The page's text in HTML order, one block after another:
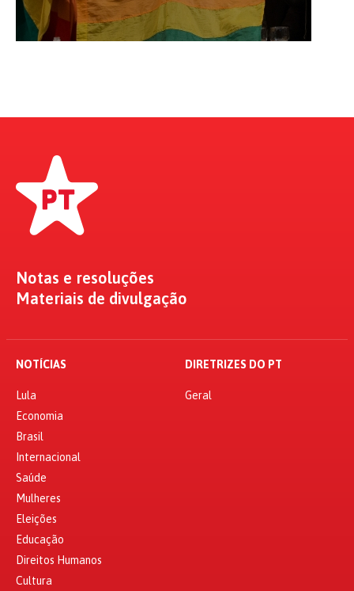
Notas e resoluções
Materiais de divulgação
NOTÍCIAS
Lula
Economia
Brasil
Internacional
Saúde
Mulheres
Eleições
Educação
Direitos Humanos
Cultura
DIRETRIZES DO PT
Geral